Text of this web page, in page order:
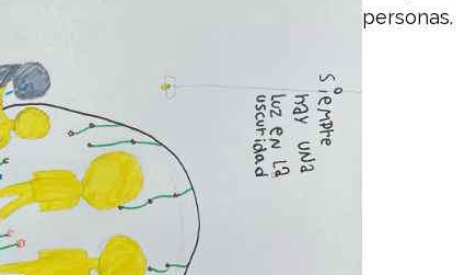
personas.